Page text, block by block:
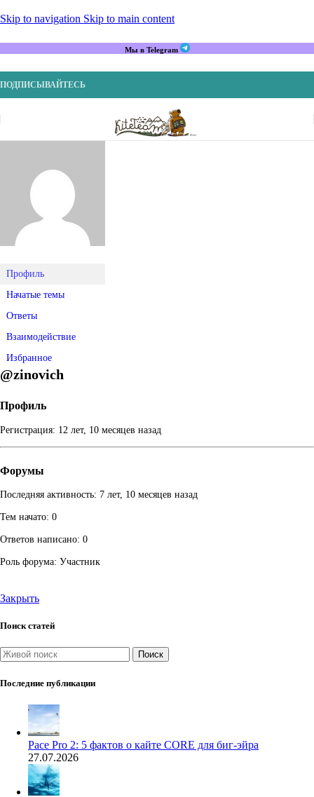
Skip to navigation Skip to main content
Мы в Telegram
ПОДПИСЫВАЙТЕСЬ
Профиль
Начатые темы
Ответы
Взаимодействие
Избранное
@zinovich
Профиль
Регистрация: 12 лет, 10 месяцев назад
Форумы
Последняя активность: 7 лет, 10 месяцев назад
Тем начато: 0
Ответов написано: 0
Роль форума: Участник
Закрыть
Поиск статей
Поиск
Последние публикации
Pace Pro 2: 5 фактов о кайте CORE для биг-эйра
27.07.2026